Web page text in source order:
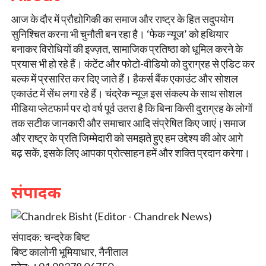
आज के दौर में प्रौद्योगिकी का समाज और राष्ट्र के हित सदुपयोग
सुनिश्चित करना भी चुनौती बन रहा है। ‘फेक न्यूज’ को हथियार
बनाकर विरोधियों की इज्ज़त, सामाजिक प्रतिष्ठा को धूमिल करने के
प्रयास भी हो रहे हैं। कंटेंट और फोटो-वीडियो को दुराग्रह से एडिट कर
बल्क में प्रसारित कर दिए जाते हैं। हैकर्स बैंक एकाउंट और सोशल
एकाउंट में सेंध लगा रहे हैं। चंद्रेक न्यूज़ इस संकल्प के साथ सोशल
मीडिया प्लेटफार्म पर दो वर्ष पूर्व उतरा है कि बिना किसी दुराग्रह के लोगों
तक सटीक जानकारी और समाचार आदि संप्रेषित किए जाएं।समाज
और राष्ट्र के प्रति जिम्मेदारी को समझते हुए हम उद्देश्य की ओर आगे
बढ़ सकें, इसके लिए आपका प्रोत्साहन हमें और शक्ति प्रदान करेगा।
संपादक
संपादक: चन्द्रेक बिष्ट
बिष्ट कालोनी भूमियाधार, नैनीताल